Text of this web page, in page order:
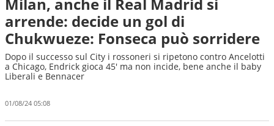
arrende: decide un gol di
Chukwueze: Fonseca può sorridere
Dopo il successo sul City i rossoneri si ripetono contro Ancelotti
a Chicago, Endrick gioca 45' ma non incide, bene anche il baby
Liberali e Bennacer
01/08/24 05:08